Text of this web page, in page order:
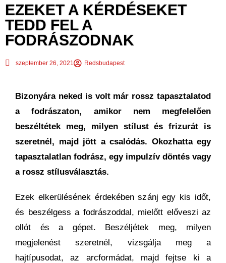
EZEKET A KÉRDÉSEKET
TEDD FEL A
FODRÁSZODNAK
szeptember 26, 2021 Redsbudapest
Bizonyára neked is volt már rossz tapasztalatod
a fodrászaton, amikor nem megfelelően
beszéltétek meg, milyen stílust és frizurát is
szeretnél, majd jött a csalódás. Okozhatta egy
tapasztalatlan fodrász, egy impulzív döntés vagy
a rossz stílusválasztás.
Ezek elkerülésének érdekében szánj egy kis időt,
és beszélgess a fodrászoddal, mielőtt előveszi az
ollót és a gépet. Beszéljétek meg, milyen
megjelenést szeretnél, vizsgálja meg a
hajtípusodat, az arcformádat, majd fejtse ki a